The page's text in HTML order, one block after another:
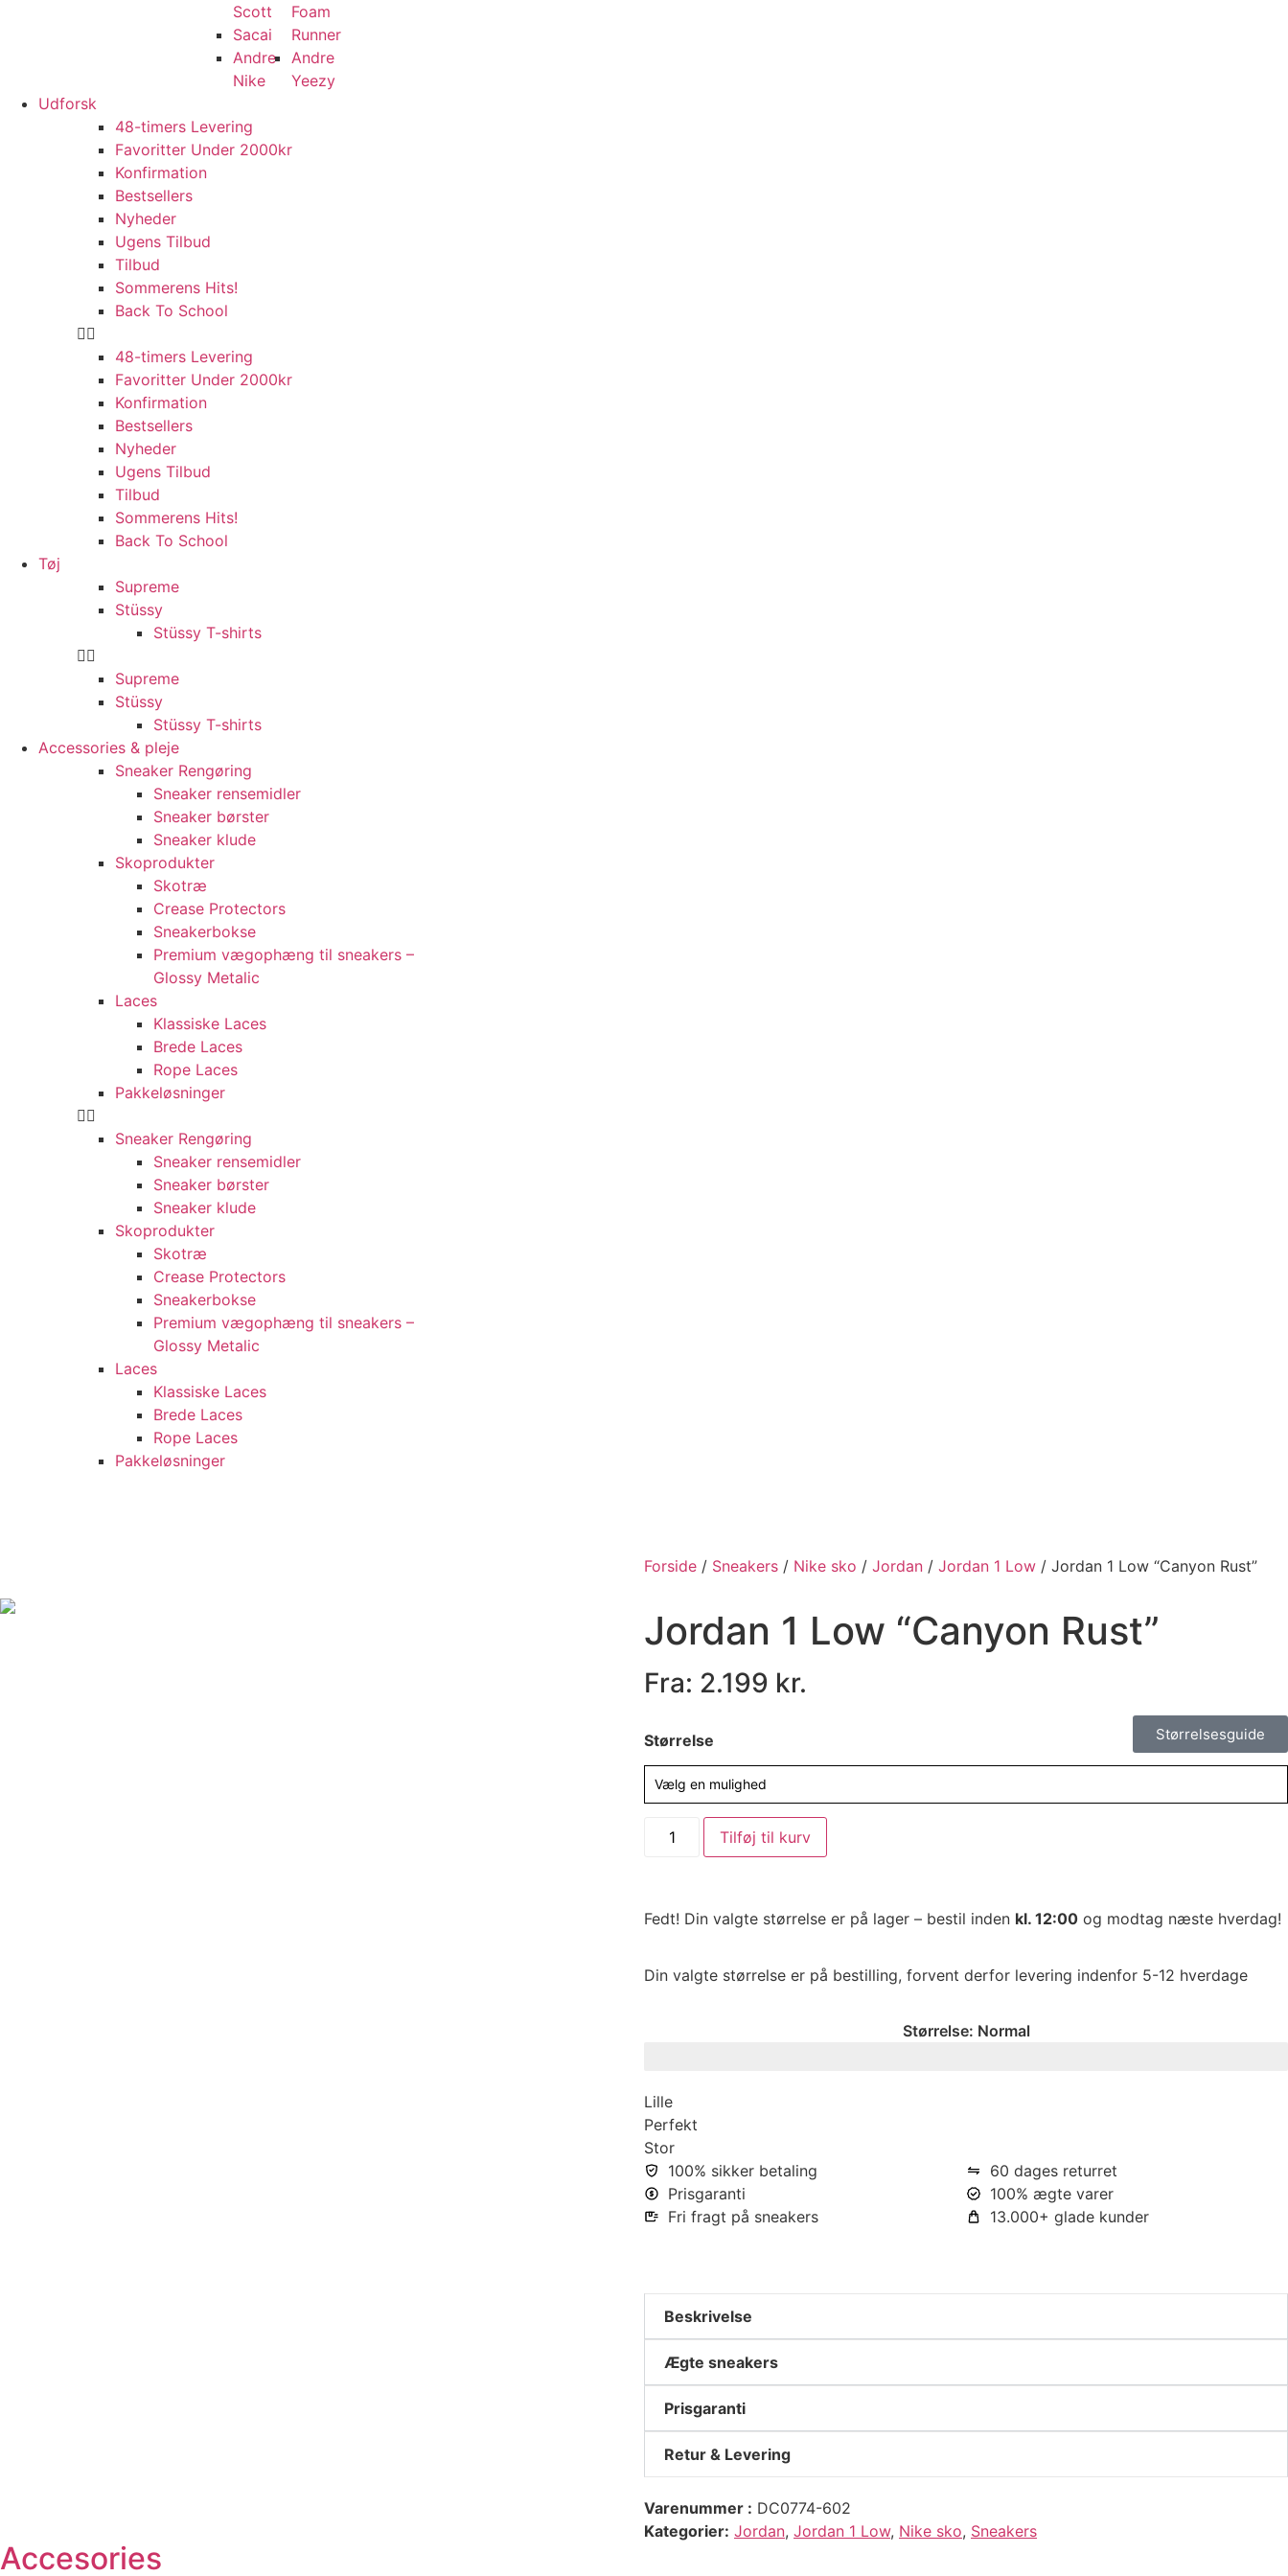
Scott
Sacai
Andre
Nike
Foam
Runner
Andre
Yeezy
Udforsk
48-timers Levering
Favoritter Under 2000kr
Konfirmation
Bestsellers
Nyheder
Ugens Tilbud
Tilbud
Sommerens Hits!
Back To School
48-timers Levering
Favoritter Under 2000kr
Konfirmation
Bestsellers
Nyheder
Ugens Tilbud
Tilbud
Sommerens Hits!
Back To School
Tøj
Supreme
Stüssy
Stüssy T-shirts
Supreme
Stüssy
Stüssy T-shirts
Accessories & pleje
Sneaker Rengøring
Sneaker rensemidler
Sneaker børster
Sneaker klude
Skoprodukter
Skotræ
Crease Protectors
Sneakerbokse
Premium vægophæng til sneakers –
Glossy Metalic
Laces
Klassiske Laces
Brede Laces
Rope Laces
Pakkeløsninger
Sneaker Rengøring
Sneaker rensemidler
Sneaker børster
Sneaker klude
Skoprodukter
Skotræ
Crease Protectors
Sneakerbokse
Premium vægophæng til sneakers –
Glossy Metalic
Laces
Klassiske Laces
Brede Laces
Rope Laces
Pakkeløsninger
Forside / Sneakers / Nike sko / Jordan / Jordan 1 Low / Jordan 1 Low “Canyon Rust”
Jordan 1 Low “Canyon Rust”
Fra: 2.199 kr.
Størrelsesguide
Størrelse
Vælg en mulighed
Tilføj til kurv
Fedt! Din valgte størrelse er på lager – bestil inden kl. 12:00 og modtag næste hverdag!
Din valgte størrelse er på bestilling, forvent derfor levering indenfor 5-12 hverdage
Størrelse: Normal
Lille
Perfekt
Stor
100% sikker betaling
Prisgaranti
Fri fragt på sneakers
60 dages returret
100% ægte varer
13.000+ glade kunder
Beskrivelse
Ægte sneakers
Prisgaranti
Retur & Levering
Varenummer
DC0774-602
Kategorier Jordan, Jordan 1 Low, Nike sko, Sneakers
Accesories